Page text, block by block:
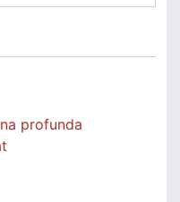
profunda